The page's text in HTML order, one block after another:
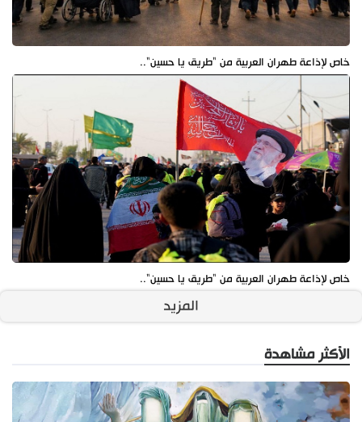
خاص لإذاعة طهران العربية من "طريق يا حسين"..
خاص لإذاعة طهران العربية من "طريق يا حسين"..
المزيد
الأكثر مشاهدة